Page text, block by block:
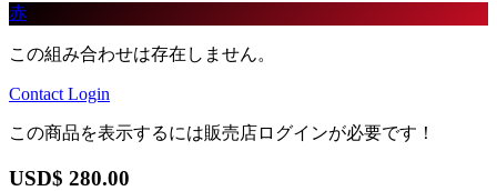
赤
この組み合わせは存在しません。
Contact Login
この商品を表示するには販売店ログインが必要です！
USD$ 280.00